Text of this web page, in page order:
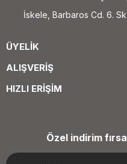
İskele, Barbaros Cd. 6.
ÜYELİK
ALIŞVERİŞ
HIZLI ERİŞİM
Özel indirim